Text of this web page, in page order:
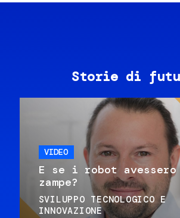
Storie di
VIDEO
E se i robot
zampe?
SVILUPPO TECNOLOGICO E
INNOVAZIONE